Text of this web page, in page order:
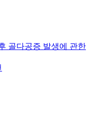
골다공증 발생에 관한